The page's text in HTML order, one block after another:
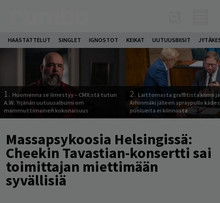
HAASTATTELUT SINGLET IGNOSTOT KEIKAT UUTUUSBIISIT
1. Huomenna se ilmestyy – CMX:stä tutun
A.W. Yrjänän uutuusalbumi om
mammuttimainen kokonaisuus
2. Laittomasta graffitista kiinni
Arhinmäki jälleen spraypullo
puolueita ei kiinnosta
Massapsykoosia Helsingissä:
Cheekin Tavastian-konsertti sai
toimittajan miettimään
syvällisiä